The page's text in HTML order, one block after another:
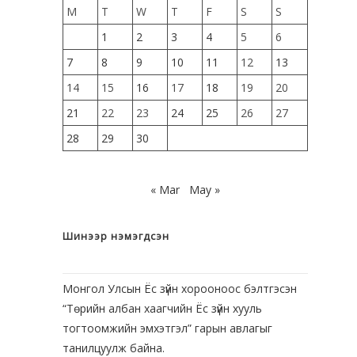
M
T W T F S
S
1
2 3 4 5
6
7
8 9 10 11 12
13
14
15 16 17 18 19
20
21
22 23 24 25 26
27
28
29 30
« Mar May »
Шинээр нэмэгдсэн
Монгол Улсын Ёс зүйн хорооноос бэлтгэсэн
“Төрийн албан хаагчийн Ёс зүйн хууль
тогтоомжийн эмхэтгэл” гарын авлагыг
танилцуулж байна.